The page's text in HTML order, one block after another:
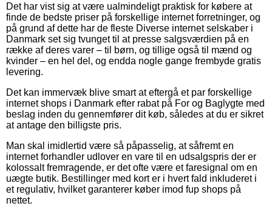
Det har vist sig at være ualmindeligt praktisk for købere at
finde de bedste priser på forskellige internet forretninger, og
på grund af dette har de fleste Diverse internet selskaber i
Danmark set sig tvunget til at presse salgsværdien på en
række af deres varer – til børn, og tillige også til mænd og
kvinder – en hel del, og endda nogle gange frembyde gratis
levering.
Det kan immervæk blive smart at eftergå et par forskellige
internet shops i Danmark efter rabat på For og Baglygte med
beslag inden du gennemfører dit køb, således at du er sikret
at antage den billigste pris.
Man skal imidlertid være så påpasselig, at såfremt en
internet forhandler udlover en vare til en udsalgspris der er
kolossalt fremragende, er det ofte være et faresignal om en
uægte butik. Bestillinger med kort er i hvert fald inkluderet i
et regulativ, hvilket garanterer køber imod fup shops på
nettet.